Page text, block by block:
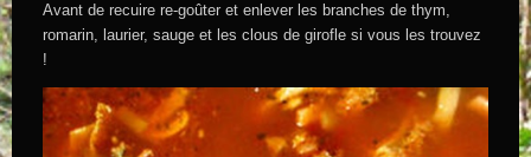
Avant de recuire re-goûter et enlever les branches de thym,
romarin, laurier, sauge et les clous de girofle si vous les trouvez
!